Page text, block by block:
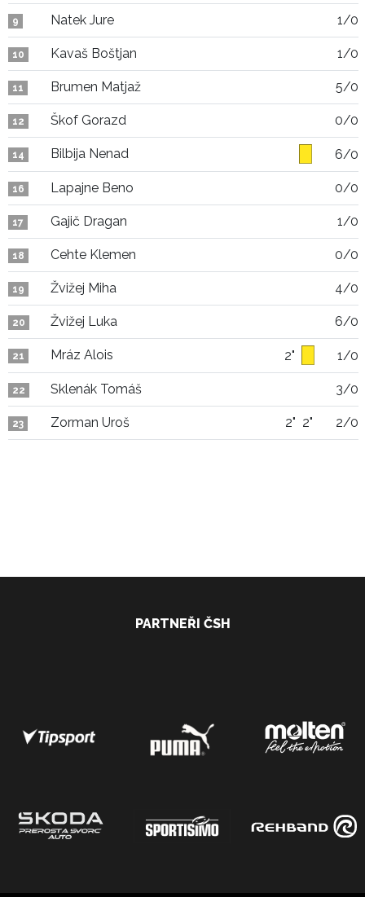
9 Natek Jure 1/0
10 Kavaš Boštjan 1/0
11 Brumen Matjaž 5/0
12 Škof Gorazd 0/0
14 Bilbija Nenad 6/0
16 Lapajne Beno 0/0
17 Gajič Dragan 1/0
18 Cehte Klemen 0/0
19 Žvižej Miha 4/0
20 Žvižej Luka 6/0
21 Mráz Alois 2" 1/0
22 Sklenák Tomáš 3/0
23 Zorman Uroš 2" 2" 2/0
PARTNEŘI ČSH